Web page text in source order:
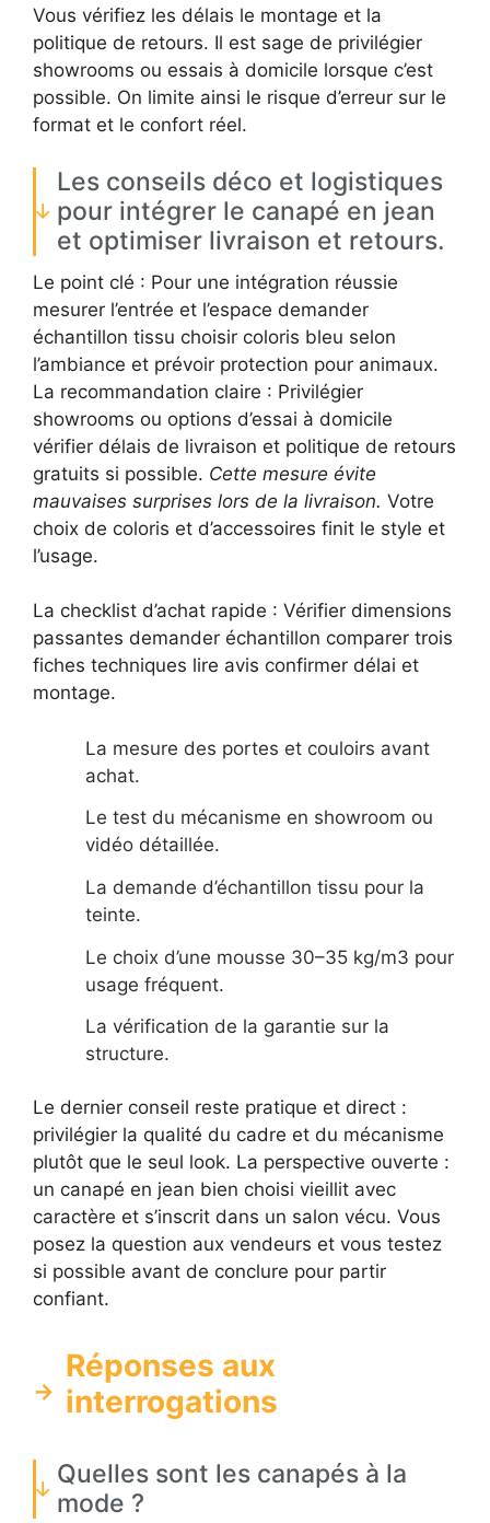
Vous vérifiez les délais le montage et la
politique de retours. Il est sage de privilégier
showrooms ou essais à domicile lorsque c’est
possible. On limite ainsi le risque d’erreur sur le
format et le confort réel.
Les conseils déco et logistiques
pour intégrer le canapé en jean
et optimiser livraison et retours.
Le point clé : Pour une intégration réussie
mesurer l’entrée et l’espace demander
échantillon tissu choisir coloris bleu selon
l’ambiance et prévoir protection pour animaux.
La recommandation claire : Privilégier
showrooms ou options d’essai à domicile
vérifier délais de livraison et politique de retours
gratuits si possible. Cette mesure évite
mauvaises surprises lors de la livraison. Votre
choix de coloris et d’accessoires finit le style et
l’usage.
La checklist d’achat rapide : Vérifier dimensions
passantes demander échantillon comparer trois
fiches techniques lire avis confirmer délai et
montage.
La mesure des portes et couloirs avant
achat.
Le test du mécanisme en showroom ou
vidéo détaillée.
La demande d’échantillon tissu pour la
teinte.
Le choix d’une mousse 30–35 kg/m3 pour
usage fréquent.
La vérification de la garantie sur la
structure.
Le dernier conseil reste pratique et direct :
privilégier la qualité du cadre et du mécanisme
plutôt que le seul look. La perspective ouverte :
un canapé en jean bien choisi vieillit avec
caractère et s’inscrit dans un salon vécu. Vous
posez la question aux vendeurs et vous testez
si possible avant de conclure pour partir
confiant.
Réponses aux
interrogations
Quelles sont les canapés à la
mode ?